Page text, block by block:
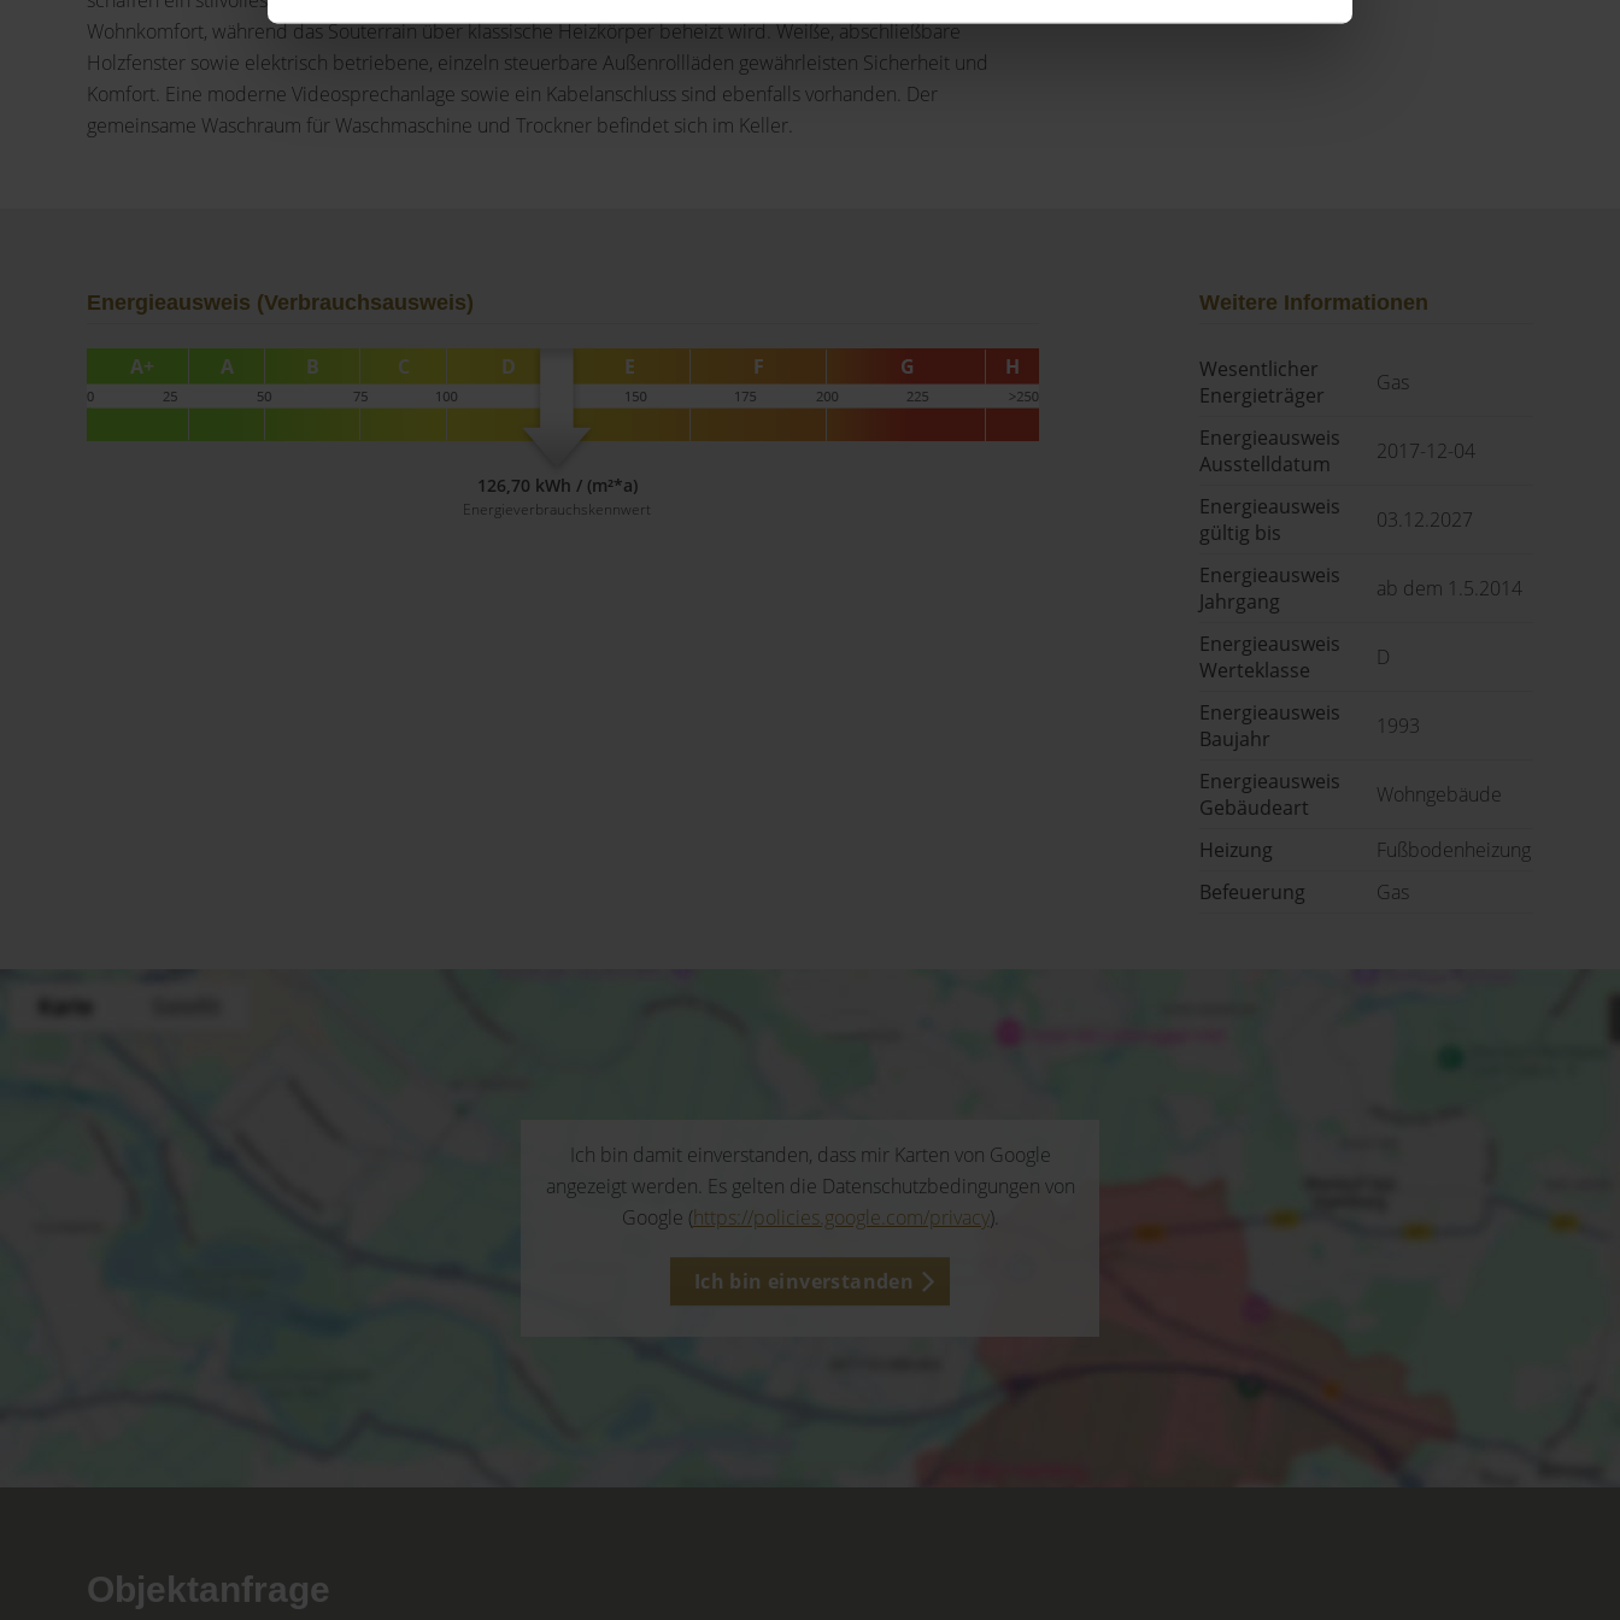
Wohnkomfort, während das Souterrain über klassische Heizkörper beheizt wird. Weiße, abschließbare
Holzfenster sowie elektrisch betriebene, einzeln steuerbare Außenrollläden gewährleisten Sicherheit und
Komfort. Eine moderne Videosprechanlage sowie ein Kabelanschluss sind ebenfalls vorhanden. Der
gemeinsame Waschraum für Waschmaschine und Trockner befindet sich im Keller.
Energieausweis (Verbrauchsausweis)
126,70 kWh / (m²*a)
Energieverbrauchskennwert
Weitere Informationen
Wesentlicher
Energieträger
Gas
Energieausweis
Ausstelldatum
2017-12-04
Energieausweis
gültig bis
03.12.2027
Energieausweis
Jahrgang
ab dem 1.5.2014
Energieausweis
Werteklasse
D
Energieausweis
Baujahr
1993
Energieausweis
Gebäudeart
Wohngebäude
Heizung
Fußbodenheizung
Befeuerung
Gas
Ich bin damit einverstanden, dass mir Karten von Google
angezeigt werden. Es gelten die Datenschutzbedingungen von
Google (https://policies.google.com/privacy).
Ich bin einverstanden
Objektanfrage